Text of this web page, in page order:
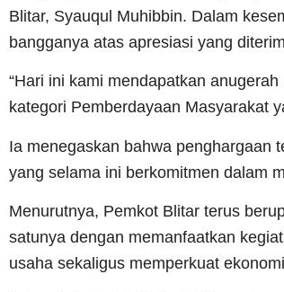
Blitar, Syauqul Muhibbin. Dalam
bangganya atas apresiasi yang
“Hari ini kami mendapatkan
kategori Pemberdayaan Masyarakat
Ia menegaskan bahwa penghargaan
yang selama ini berkomitmen dalam
Menurutnya, Pemkot Blitar terus
satunya dengan memanfaatkan
usaha sekaligus memperkuat